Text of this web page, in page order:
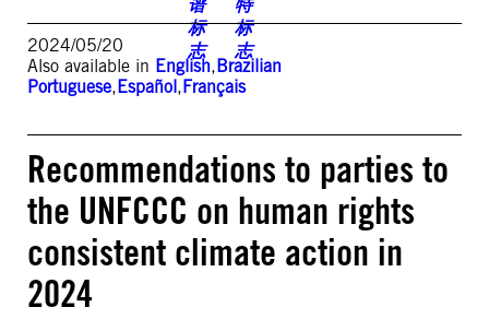
2024/05/20
Also available in English,Brazilian
Portuguese,Español,Français
Recommendations to parties to
the UNFCCC on human rights
consistent climate action in
2024